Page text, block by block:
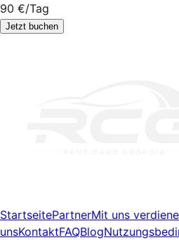
90 €/Tag
Jetzt buchen
StartseitePartnerMit uns
unsKontaktFAQBlog